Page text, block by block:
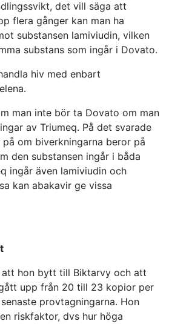
det vill säga att
flera gånger kan man ha
substansen lamiviudin, vilken
substans som ingår i Dovato.
hiv med enbart
man inte bör ta Dovato om man
av Triumeq. På det svarade
om biverkningarna beror på
den substansen ingår i båda
ingår även lamiviudin och
kan abakavir ge vissa
att hon bytt till Biktarvy och att
upp från 20 till 23 kopior per
provtagningarna. Hon
riskfaktor, dvs hur höga